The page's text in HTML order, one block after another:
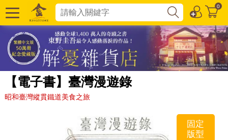
0
【電子書】臺灣漫遊錄
昭和臺灣縱貫鐵道美食之旅
固定
版型